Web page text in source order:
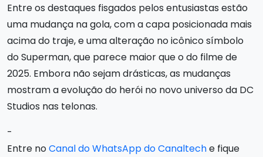
Entre os destaques fisgados pelos entusiastas estão
uma mudança na gola, com a capa posicionada mais
acima do traje, e uma alteração no icônico símbolo
do Superman, que parece maior que o do filme de
2025. Embora não sejam drásticas, as mudanças
mostram a evolução do herói no novo universo da DC
Studios nas telonas.
-
Entre noCanal do WhatsApp do Canalteche fique